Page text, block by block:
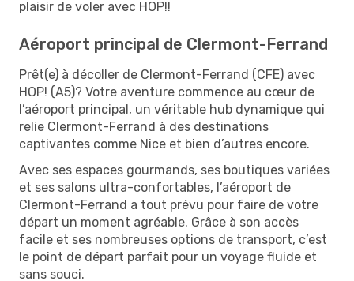
plaisir de voler avec HOP!!
Aéroport principal de Clermont-Ferrand
Prêt(e) à décoller de Clermont-Ferrand (CFE) avec
HOP! (A5)? Votre aventure commence au cœur de
l’aéroport principal, un véritable hub dynamique qui
relie Clermont-Ferrand à des destinations
captivantes comme Nice et bien d’autres encore.
Avec ses espaces gourmands, ses boutiques variées
et ses salons ultra-confortables, l’aéroport de
Clermont-Ferrand a tout prévu pour faire de votre
départ un moment agréable. Grâce à son accès
facile et ses nombreuses options de transport, c’est
le point de départ parfait pour un voyage fluide et
sans souci.